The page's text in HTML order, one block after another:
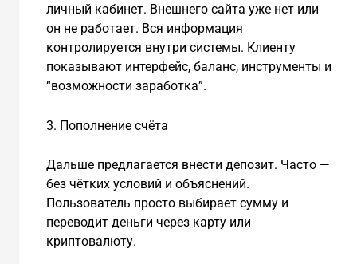
личный кабинет. Внешнего сайта уже нет или
он не работает. Вся информация
контролируется внутри системы. Клиенту
показывают интерфейс, баланс, инструменты и
“возможности заработка”.
3. Пополнение счёта
Дальше предлагается внести депозит. Часто —
без чётких условий и объяснений.
Пользователь просто выбирает сумму и
переводит деньги через карту или
криптовалюту.